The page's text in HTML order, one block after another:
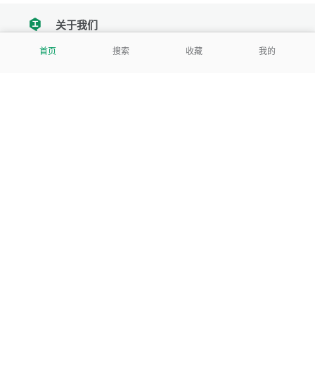
首页 搜索 收藏 我的
tencent关于我们
我们努力把每一个工具做成批量处理的产品